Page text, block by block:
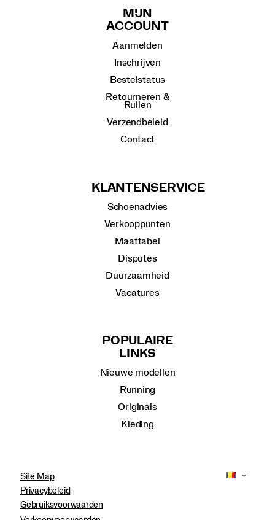
MIJN
ACCOUNT
Aanmelden
Inschrijven
Bestelstatus
Retourneren &
Ruilen
Verzendbeleid
Contact
KLANTENSERVICE
Schoenadvies
Verkooppunten
Maattabel
Disputes
Duurzaamheid
Vacatures
POPULAIRE
LINKS
Nieuwe modellen
Running
Originals
Kleding
Site Map
Privacybeleid
Gebruiksvoorwaarden